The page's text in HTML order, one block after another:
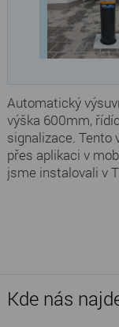
Automatický
výška 600mm,
signalizace. Tento
přes aplikaci v
jsme instalovali v
Kde nás